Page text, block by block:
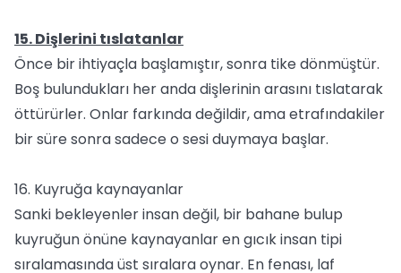
15. Dişlerini tıslatanlar
Önce bir ihtiyaçla başlamıştır, sonra tike dönmüştür.
Boş bulundukları her anda dişlerinin arasını tıslatarak
öttürürler. Onlar farkında değildir, ama etrafındakiler
bir süre sonra sadece o sesi duymaya başlar.
16. Kuyruğa kaynayanlar
Sanki bekleyenler insan değil, bir bahane bulup
kuyruğun önüne kaynayanlar en gıcık insan tipi
sıralamasında üst sıralara oynar. En fenası, laf